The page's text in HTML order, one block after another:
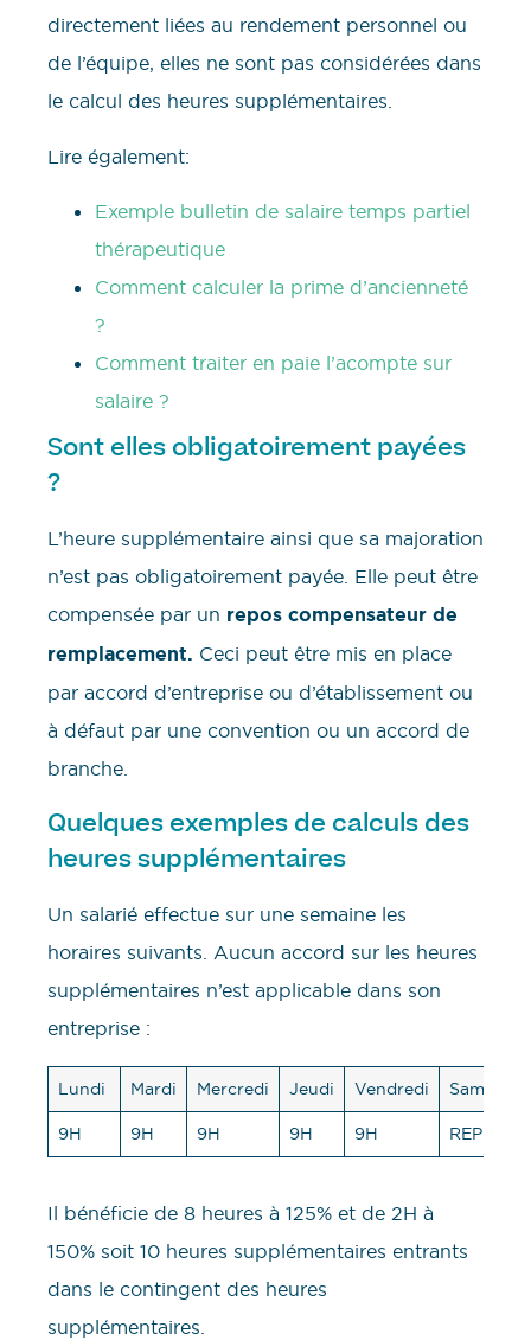
directement liées au rendement personnel ou
de l’équipe, elles ne sont pas considérées dans
le calcul des heures supplémentaires.
Lire également:
Exemple bulletin de salaire temps partiel
thérapeutique
Comment calculer la prime d’ancienneté
?
Comment traiter en paie l’acompte sur
salaire ?
Sont elles obligatoirement payées
?
L’heure supplémentaire ainsi que sa majoration
n’est pas obligatoirement payée. Elle peut être
compensée par un repos compensateur de
remplacement. Ceci peut être mis en place
par accord d’entreprise ou d’établissement ou
à défaut par une convention ou un accord de
branche.
Quelques exemples de calculs des
heures supplémentaires
Un salarié effectue sur une semaine les
horaires suivants. Aucun accord sur les heures
supplémentaires n’est applicable dans son
entreprise :
Lundi Mardi Mercredi Jeudi Vendredi Samedi
9H 9H 9H 9H 9H REPOS
Il bénéficie de 8 heures à 125% et de 2H à
150% soit 10 heures supplémentaires entrants
dans le contingent des heures
supplémentaires.